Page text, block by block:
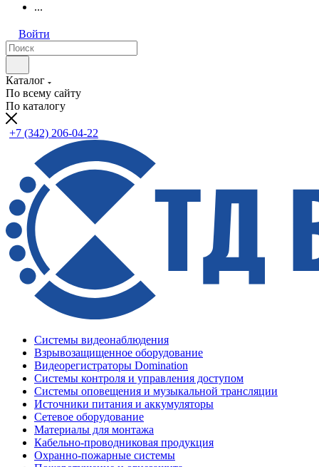
...
Войти
Каталог
По всему сайту
По каталогу
+7 (342) 206-04-22
Системы видеонаблюдения
Взрывозащищенное оборудование
Видеорегистраторы Domination
Системы контроля и управления доступом
Системы оповещения и музыкальной трансляции
Источники питания и аккумуляторы
Сетевое оборудование
Материалы для монтажа
Кабельно-проводниковая продукция
Охранно-пожарные системы